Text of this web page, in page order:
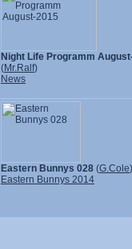
Night Life Programm
(Mr.Ralf)
News
Eastern Bunnys 028 (G.Cole)
Eastern Bunnys 2014